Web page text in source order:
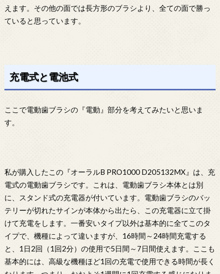
えます。その他の面では長方形のブラシより、全ての面で勝っ
ていると思っています。
充電式と電池式
ここで電動歯ブラシの『電動』部分を考えてみたいと思いま
す。
私が購入したこの『オーラルB PRO1000 D205132MX』は、充
電式の電動歯ブラシです。これは、電動歯ブラシ本体とは別
に、スタンド式の充電器が付いています。電動歯ブラシのバッ
テリーが切れたサインが本体から出たら、この充電器に立て掛
けて充電をします。一番安いタイプ以外は基本的に全てこのタ
イプで、機種によって違いますが、16時間～24時間充電する
と、1日2回（1回2分）の使用で5日間～7日間使えます。ここも
基本的には、高級な機種ほど1回の充電で使用できる時間が長く